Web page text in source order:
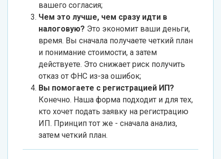
вашего согласия;
Чем это лучше, чем сразу идти в
налоговую? Это экономит ваши деньги,
время. Вы сначала получаете четкий план
и понимание стоимости, а затем
действуете. Это снижает риск получить
отказ от ФНС из-за ошибок;
Вы помогаете с регистрацией ИП?
Конечно. Наша форма подходит и для тех,
кто хочет подать заявку на регистрацию
ИП. Принцип тот же - сначала анализ,
затем четкий план.